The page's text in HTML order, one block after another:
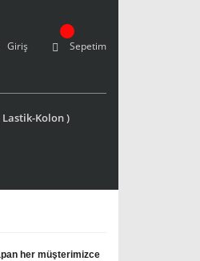
Giriş Sepetim
Kolon )
her müşterimizce